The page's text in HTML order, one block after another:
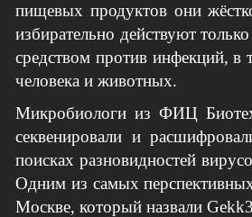
пищевых продуктов они
избирательно действуют
средством против инфекций,
человека и животных.
Микробиологи из ФИЦ
секвенировали и
поисках разновидностей
Одним из самых
Москве, который назвали